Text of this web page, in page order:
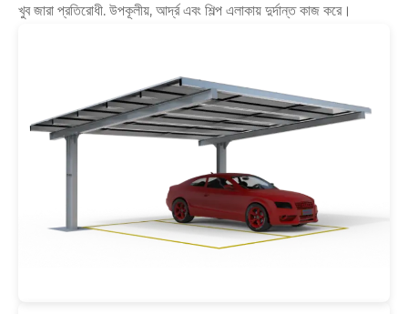
খুব জারা প্রতিরোধী. উপকূলীয়, আর্দ্র এবং শিল্প এলাকায় দুর্দান্ত কাজ করে।